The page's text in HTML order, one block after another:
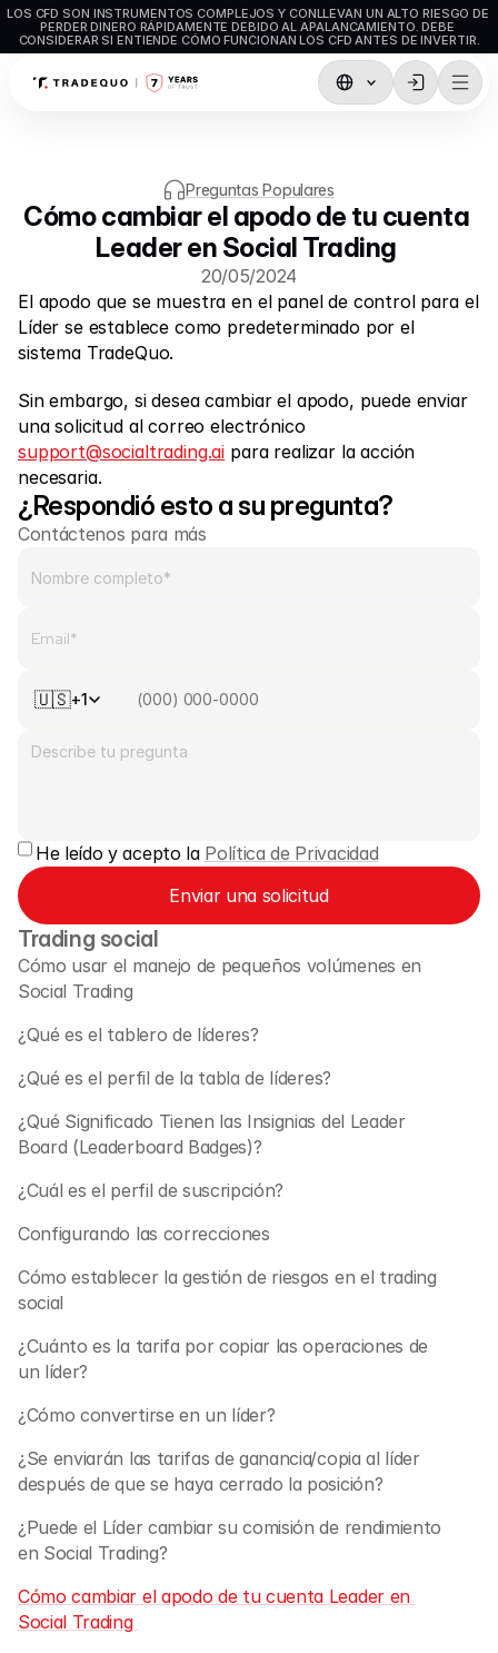
LOS CFD SON INSTRUMENTOS COMPLEJOS Y CONLLEVAN UN ALTO RIESGO DE
PERDER DINERO RÁPIDAMENTE DEBIDO AL APALANCAMIENTO. DEBE
CONSIDERAR SI ENTIENDE CÓMO FUNCIONAN LOS CFD ANTES DE INVERTIR.
MetaTrader5
MetaTrader4
Trading social
Depósitos y retiros
Especificaciones de las cuentas
Mercados
Forex
Metales
Energías
FAQ
Política de privacidad
Contáctanos
Documentos legales
Carreras
Aprende
Blog
Investing 101
Calendario económico
Afiliado
Preguntas Populares
Cómo cambiar el apodo de tu cuenta
Leader en Social Trading
20/05/2024
Trading social
Cómo usar el manejo de pequeños volúmenes en
Social Trading
¿Qué es el tablero de líderes?
¿Qué es el perfil de la tabla de líderes?
¿Qué Significado Tienen las Insignias del Leader
Board (Leaderboard Badges)?
¿Cuál es el perfil de suscripción?
Configurando las correcciones
Cómo establecer la gestión de riesgos en el trading
social
¿Cuánto es la tarifa por copiar las operaciones de
un líder?
¿Cómo convertirse en un líder?
¿Se enviarán las tarifas de ganancia/copia al líder
después de que se haya cerrado la posición?
¿Puede el Líder cambiar su comisión de rendimiento
en Social Trading?
Cómo cambiar el apodo de tu cuenta Leader en
Social Trading
El apodo que se muestra en el panel de control para el
Líder se establece como predeterminado por el
sistema TradeQuo.
Sin embargo, si desea cambiar el apodo, puede enviar
support@socialtrading.ai para realizar la acción
necesaria.
¿Respondió esto a su pregunta?
Contáctenos para más
🇺🇸+1
He leído y acepto la Política de Privacidad
Enviar una solicitud